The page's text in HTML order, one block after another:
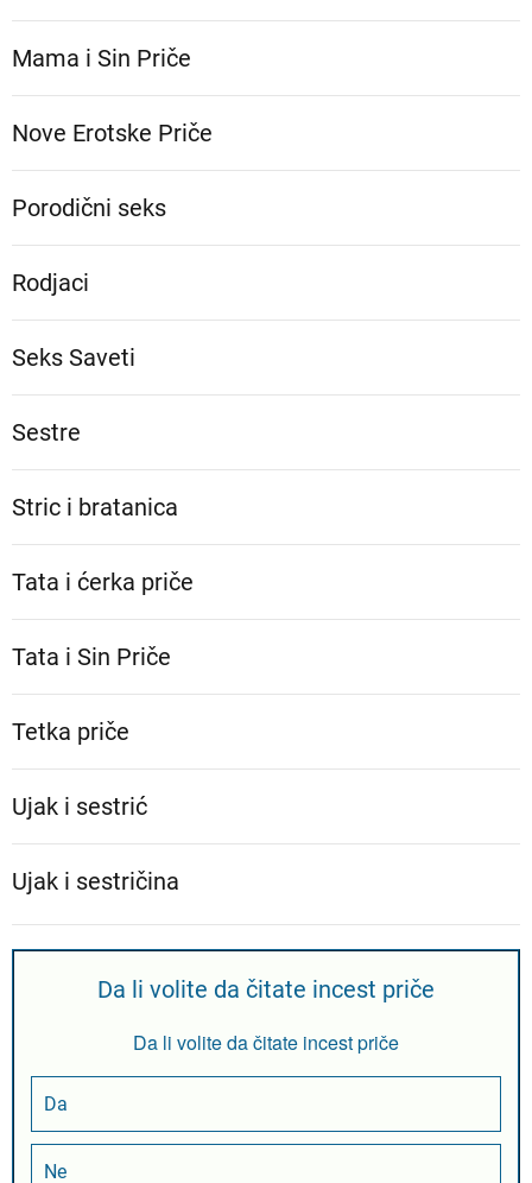
Mama i Sin Priče
Nove Erotske Priče
Porodični seks
Rodjaci
Seks Saveti
Sestre
Stric i bratanica
Tata i ćerka priče
Tata i Sin Priče
Tetka priče
Ujak i sestrić
Ujak i sestričina
Da li volite da čitate incest priče
Da li volite da čitate incest priče
Da
Ne